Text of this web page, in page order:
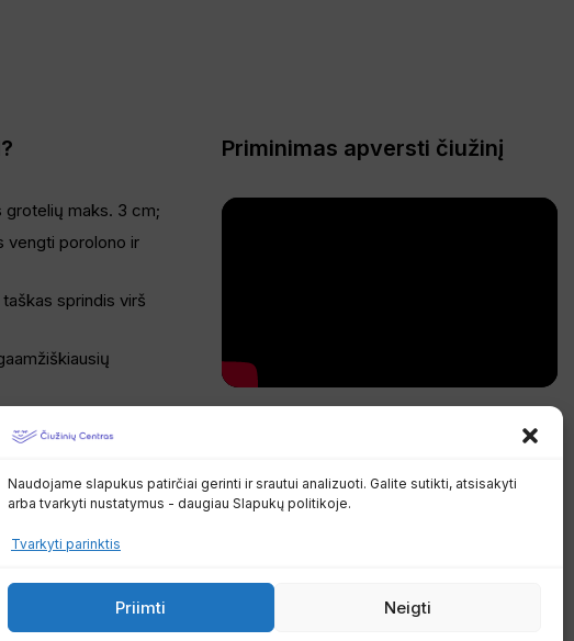
Naudojame slapukus patirčiai gerinti ir srautui analizuoti. Galite sutikti, atsisakyti
arba tvarkyti nustatymus - daugiau Slapukų politikoje.
Tvarkyti parinktis
Priimti Neigti
grotelių maks. 3 cm;
vengti porolono ir
sprindis virš
nelygu.. ir geriau,
Priminimas apversti čiužinį
sąlygos
55500| SPRENDIMAS: